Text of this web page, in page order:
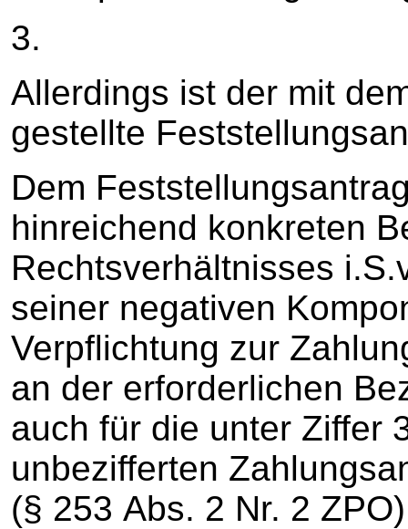
3.
Allerdings ist der mit
gestellte
Dem
hinreichend konkreten
Rechtsverhältnisses
seiner negativen
Verpflichtung zur
an der erforderlichen
auch für die unter Ziffer
unbezifferten
(§ 253 Abs. 2 Nr. 2